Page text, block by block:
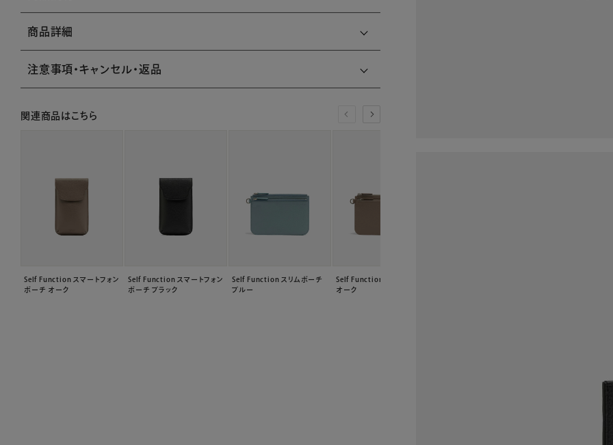
商品詳細
注意事項・キャンセル・返品
関連商品はこちら
Self Function スマートフォン
ポーチ オーク
Self Function スマートフォン
ポーチ ブラック
Self Function スリムポーチ
ブルー
Self Function スリムポーチ
オーク